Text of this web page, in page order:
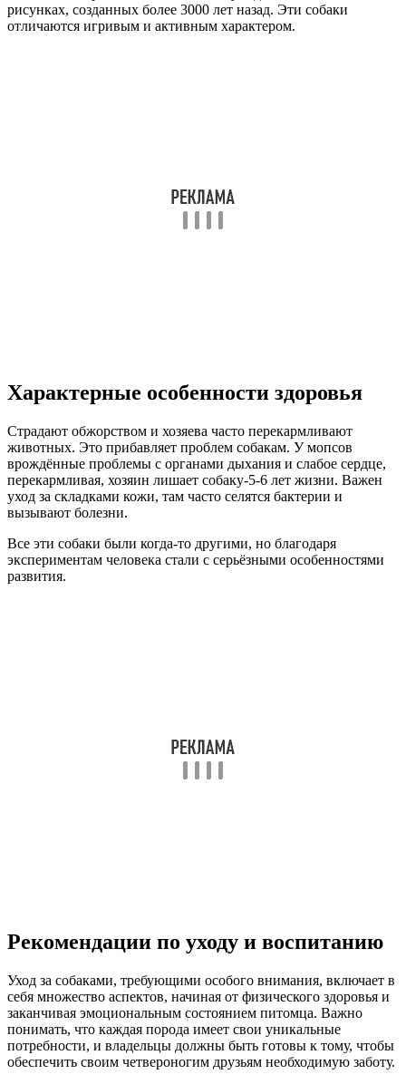
рисунках, созданных более 3000 лет назад. Эти собаки
отличаются игривым и активным характером.
Характерные особенности здоровья
Страдают обжорством и хозяева часто перекармливают
животных. Это прибавляет проблем собакам. У мопсов
врождённые проблемы с органами дыхания и слабое сердце,
перекармливая, хозяин лишает собаку-5-6 лет жизни. Важен
уход за складками кожи, там часто селятся бактерии и
вызывают болезни.
Все эти собаки были когда-то другими, но благодаря
экспериментам человека стали с серьёзными особенностями
развития.
Рекомендации по уходу и воспитанию
Уход за собаками, требующими особого внимания, включает в
себя множество аспектов, начиная от физического здоровья и
заканчивая эмоциональным состоянием питомца. Важно
понимать, что каждая порода имеет свои уникальные
потребности, и владельцы должны быть готовы к тому, чтобы
обеспечить своим четвероногим друзьям необходимую заботу.